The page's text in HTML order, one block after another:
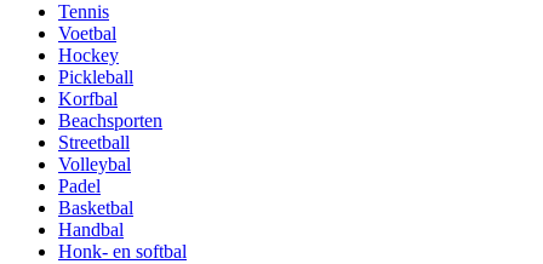
Tennis
Voetbal
Hockey
Pickleball
Korfbal
Beachsporten
Streetball
Volleybal
Padel
Basketbal
Handbal
Honk- en softbal